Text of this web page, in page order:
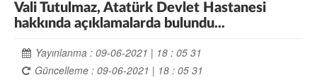
Vali Tutulmaz, Atatürk Devlet Hastanesi
hakkında açıklamalarda bulundu...
Yayınlanma : 09-06-2021 | 18 : 05 31
Güncelleme : 09-06-2021 | 18 : 05 31